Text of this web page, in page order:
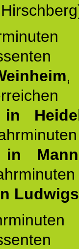
,
in
in